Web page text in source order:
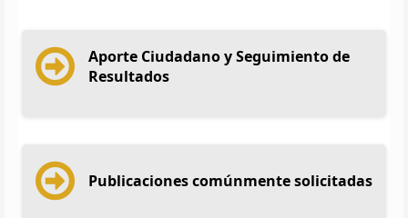
Aporte Ciudadano y Seguimiento de
Resultados
Publicaciones comúnmente solicitadas